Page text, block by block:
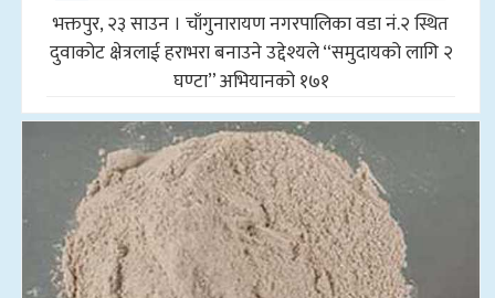
भक्तपुर, २३ साउन । चाँगुनारायण नगरपालिका वडा नं.२ स्थित
दुवाकोट क्षेत्रलाई हराभरा बनाउने उद्देश्यले “समुदायको लागि २
घण्टा” अभियानको १७१